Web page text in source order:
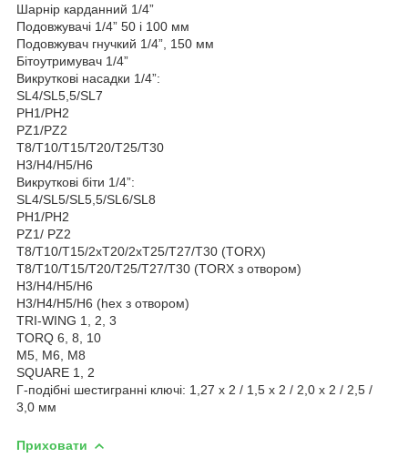
Шарнір карданний 1/4”
Подовжувачі 1/4” 50 і 100 мм
Подовжувач гнучкий 1/4”, 150 мм
Бітоутримувач 1/4”
Викруткові насадки 1/4”:
SL4/SL5,5/SL7
PH1/PH2
PZ1/PZ2
T8/T10/T15/T20/T25/T30
H3/H4/H5/H6
Викруткові біти 1/4”:
SL4/SL5/SL5,5/SL6/SL8
PH1/PH2
PZ1/ PZ2
T8/T10/T15/2xT20/2xT25/T27/T30 (TORX)
T8/T10/T15/T20/T25/T27/T30 (TORX з отвором)
H3/H4/H5/H6
H3/H4/H5/H6 (hex з отвором)
TRI-WING 1, 2, 3
TORQ 6, 8, 10
M5, M6, M8
SQUARE 1, 2
Г-подібні шестигранні ключі: 1,27 x 2 / 1,5 x 2 / 2,0 x 2 / 2,5 /
3,0 мм
Приховати